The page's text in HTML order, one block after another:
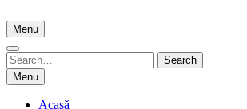
to
content
Menu
Search
for:
Search
Menu
Acasă